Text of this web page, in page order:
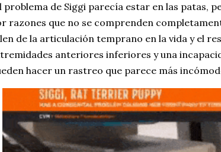
problema de Siggi parecía estar en las patas,
razones que no se comprenden
de la articulación temprano en la vida y el
anteriores inferiores y una
hacer un rastreo que parece más